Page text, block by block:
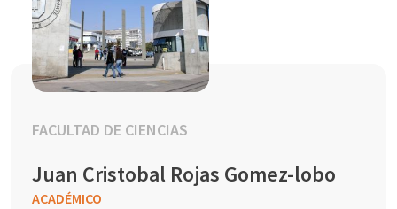
FACULTAD DE CIENCIAS
Juan Cristobal Rojas Gomez-lobo
ACADÉMICO